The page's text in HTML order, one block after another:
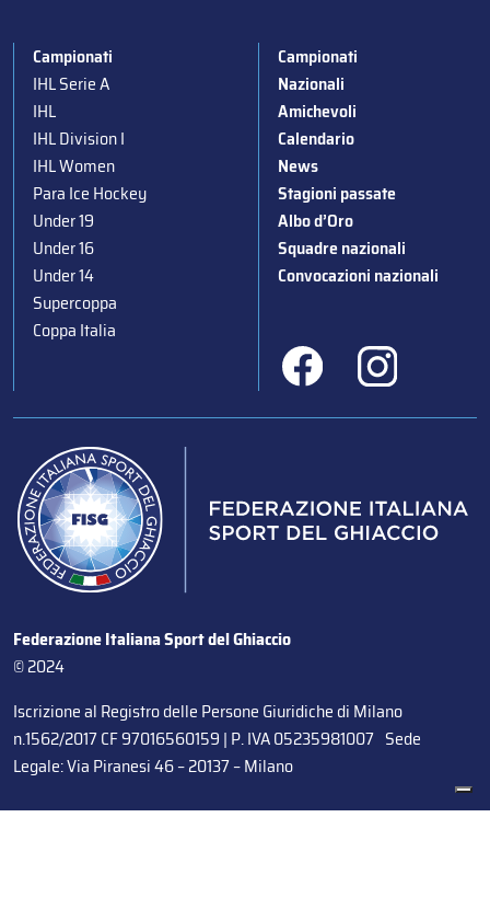
Campionati
IHL Serie A
IHL
IHL Division I
IHL Women
Para Ice Hockey
Under 19
Under 16
Under 14
Supercoppa
Coppa Italia
Campionati
Nazionali
Amichevoli
Calendario
News
Stagioni passate
Albo d’Oro
Squadre nazionali
Convocazioni nazionali
Federazione Italiana Sport del Ghiaccio
© 2024
Iscrizione al Registro delle Persone Giuridiche di Milano
n.1562/2017 CF 97016560159 | P. IVA 05235981007 Sede
Legale: Via Piranesi 46 – 20137 – Milano